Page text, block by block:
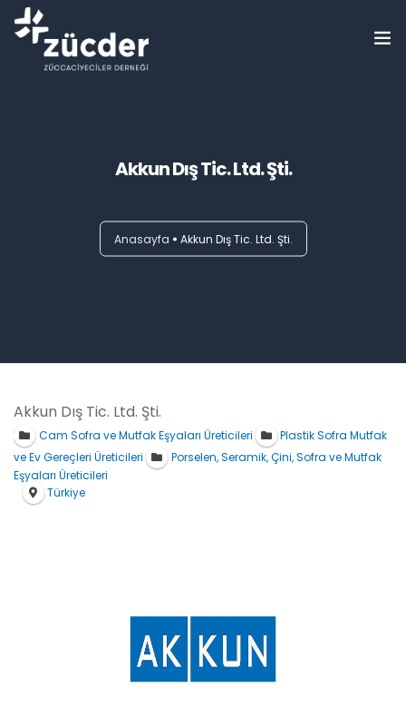
Platformlarımız
İletişim
Akkun Dış Tic. Ltd. Şti.
Anasayfa Akkun Dış Tic. Ltd. Şti.
Akkun Dış Tic. Ltd. Şti.
Cam Sofra ve Mutfak Eşyaları Üreticileri
Plastik Sofra Mutfak
ve Ev Gereçleri Üreticileri
Porselen, Seramik, Çini, Sofra ve Mutfak
Eşyaları Üreticileri
Türkiye